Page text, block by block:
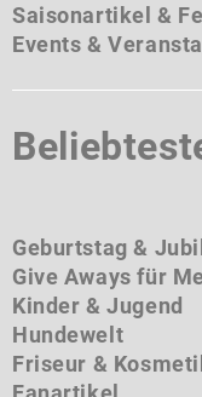
Saisonartikel &
Events &
Geburtstag &
Give Aways für
Kinder & Jugend
Hundewelt
Friseur &